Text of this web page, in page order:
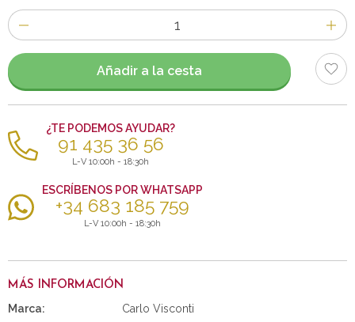
Número
de
artículos
Añadir a la cesta
¿TE PODEMOS AYUDAR?
91 435 36 56
L-V 10:00h - 18:30h
ESCRÍBENOS POR WHATSAPP
+34 683 185 759
L-V 10:00h - 18:30h
MÁS INFORMACIÓN
Marca:
Carlo Visconti